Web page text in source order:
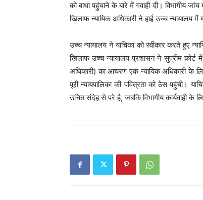
को बाधा पहुंचाने के बारे में गवाही दी। विभागीय
खिलाफ न्यायिक अधिकारी ने हाई उच्च न्यायालय में
उच्च न्यायालय ने याचिका को स्वीकार करते हुए
खिलाफ उच्च न्यायालय प्रशासन ने सुप्रीम कोर्ट
अधिकारी) का आचरण एक न्यायिक अधिकारी के
पूरी न्यायपालिका की पवित्रता को ठेस पहुंची।
उचित संदेह से परे है, जबकि विभागीय कार्यवाही के